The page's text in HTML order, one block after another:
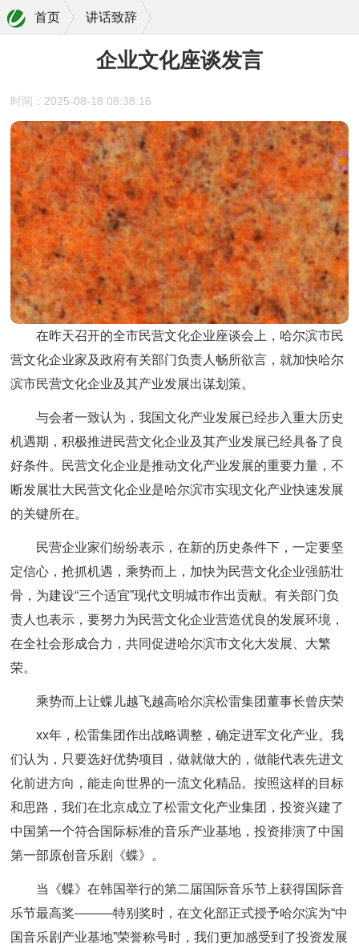
首页 讲话致辞
企业文化座谈发言
时间：2025-08-18 08:38:16
在昨天召开的全市民营文化企业座谈会上，哈尔滨市民
营文化企业家及政府有关部门负责人畅所欲言，就加快哈尔
滨市民营文化企业及其产业发展出谋划策。
与会者一致认为，我国文化产业发展已经步入重大历史
机遇期，积极推进民营文化企业及其产业发展已经具备了良
好条件。民营文化企业是推动文化产业发展的重要力量，不
断发展壮大民营文化企业是哈尔滨市实现文化产业快速发展
的关键所在。
民营企业家们纷纷表示，在新的历史条件下，一定要坚
定信心，抢抓机遇，乘势而上，加快为民营文化企业强筋壮
骨，为建设“三个适宜”现代文明城市作出贡献。有关部门负
责人也表示，要努力为民营文化企业营造优良的发展环境，
在全社会形成合力，共同促进哈尔滨市文化大发展、大繁
荣。
乘势而上让蝶儿越飞越高哈尔滨松雷集团董事长曾庆荣
xx年，松雷集团作出战略调整，确定进军文化产业。我
们认为，只要选好优势项目，做就做大的，做能代表先进文
化前进方向，能走向世界的一流文化精品。按照这样的目标
和思路，我们在北京成立了松雷文化产业集团，投资兴建了
中国第一个符合国际标准的音乐产业基地，投资排演了中国
第一部原创音乐剧《蝶》。
当《蝶》在韩国举行的第二届国际音乐节上获得国际音
乐节最高奖———特别奖时，在文化部正式授予哈尔滨为“中
国音乐剧产业基地”荣誉称号时，我们更加感受到了投资发展